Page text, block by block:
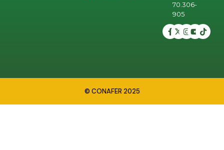
70.306-
905
© CONAFER 2025